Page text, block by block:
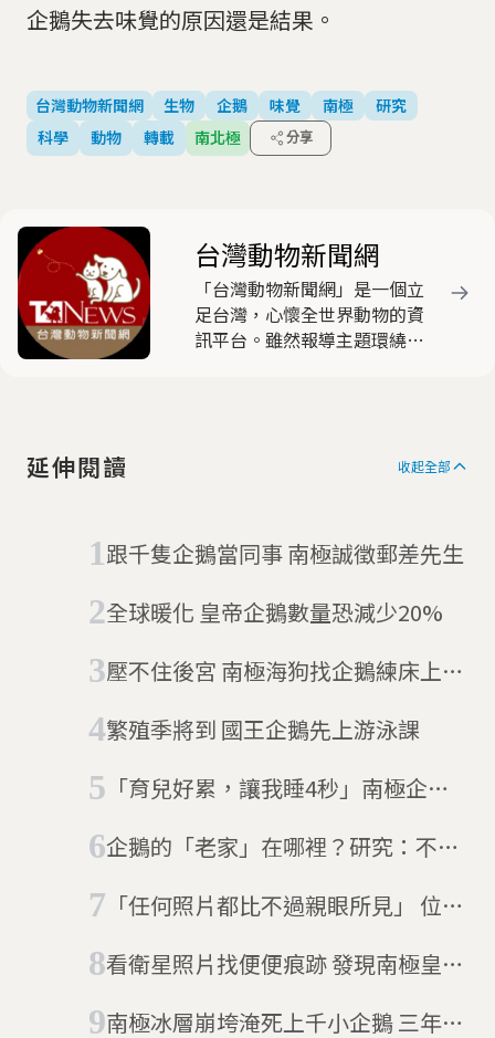
企鵝失去味覺的原因還是結果。
台灣動物新聞網 生物 企鵝 味覺 南極
研究
科學
動物 轉載 南北極 分享
台灣動物新聞網
「台灣動物新聞網」是一個立
足台灣，心懷全世界動物的資
訊平台。雖然報導主題環繞著
北極熊，極可能是來日人類的
延伸閱讀 收起全部
跟千隻企鵝當同事 南極誠徵郵差先生
全球暖化 皇帝企鵝數量恐減少20%
壓不住後宮 南極海狗找企鵝練床上技
繁殖季將到 國王企鵝先上游泳課
「育兒好累，讓我睡4秒」南極企鵝
企鵝的「老家」在哪裡？研究：不是
「任何照片都比不過親眼所見」 位於
看衛星照片找便便痕跡 發現南極皇帝
南極冰層崩垮淹死上千小企鵝 三年後